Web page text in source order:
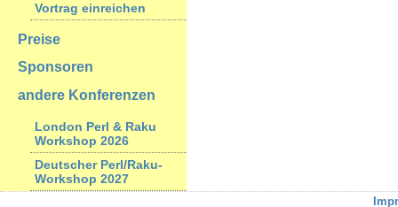
Vortrag einreichen
Preise
Sponsoren
andere Konferenzen
London Perl & Raku
Workshop 2026
Deutscher Perl/Raku-
Workshop 2027